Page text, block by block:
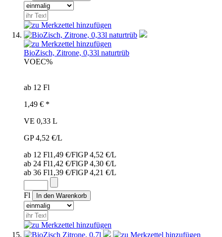
BioZisch, Zitrone, 0,33l naturtrüb
VOEC%
ab 12 Fl
1,49 € *
VE 0,33 L
GP 4,52 €/L
ab 12 Fl1,49 €/FlGP 4,52 €/L
ab 24 Fl1,42 €/FlGP 4,30 €/L
ab 36 Fl1,39 €/FlGP 4,21 €/L
Fl